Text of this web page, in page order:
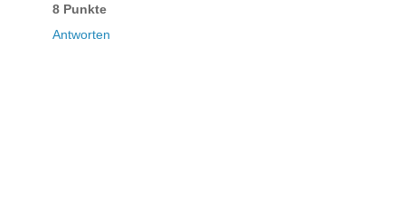
8 Punkte
Antworten